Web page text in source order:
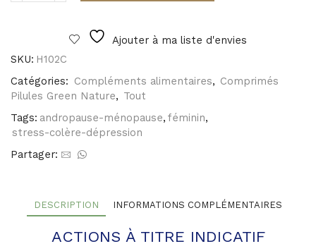
Zao
Ajouter à ma liste d'envies
SKU: H102C
Catégories: Compléments alimentaires, Comprimés
Pilules Green Nature, Tout
Tags: andropause-ménopause, féminin,
stress-colère-dépression
Partager:
DESCRIPTION INFORMATIONS COMPLÉMENTAIRES
ACTIONS À TITRE INDICATIF